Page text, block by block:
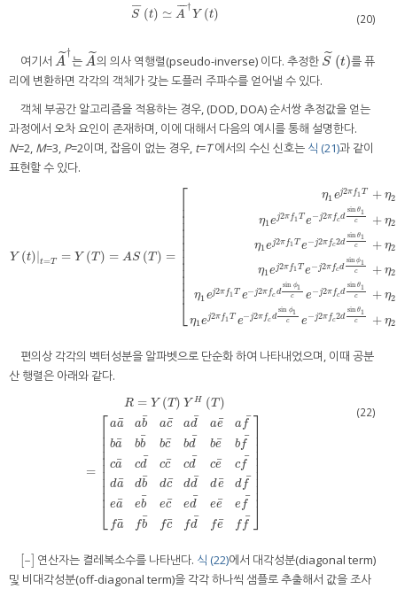
S
¯¯(t) ≃ A
¯¯
¯ †
Y (t)
S¯(t )≃ A¯†Y(t) (20)
여기서 A
˜†
A˜†는A
˜
A˜의 의사 역행렬(pseudo-inverse) 이다. 추정한 S
˜ (t)
S˜ (t) 를 퓨
리에 변환하면 각각의 객체가 갖는 도플러 주파수를 얻어낼 수 있다.
객체 부공간 알고리즘을 적용하는 경우, (DOD, DOA) 순서쌍 추정값을 얻는
과정에서 오차 요인이 존재하며, 이에 대해서 다음의 예시를 통해 설명한다.
N=2, M=3, P=2이며, 잡음이 없는 경우, t=T에서의 수신 신호는 식 (21)과 같이
표현할 수 있다.
Y (t) |t=T = Y (T) = AS (T) =
⎡
⎣
⎢⎢⎢⎢⎢⎢⎢⎢⎢⎢⎢⎢⎢⎢
η1ej2π f1 T + η2
η1ej2πf1T e− j2πfcd
sin θ1
c + η2
η1e j2πf1T e− j2πfc2d
sin θ1
c + η2
η1ej2πf1T e− j2πfcd
sin ϕ1
c + η2
η1ej2π f1 T e− j2π fcd
sin ϕ1
c e− j2πfcd
sin θ1
c + η2
η1ej2π f1T e− j2π fc d
sin ϕ1
c e− j2πfc2d
sin θ1
c + η2
Y(t)|t =T =Y (T) =AS(T)= [η 1ej2πf1T +η e c+η2
편의상 각각의 벡터성분을 알파벳으로 단순화 하여 나타내었으며, 이때 공분
산 행렬은 아래와 같다.
R = Y (T) Y H (T )
=
⎡
⎣
⎢⎢⎢⎢⎢⎢⎢⎢⎢⎢
aa
¯
ba
¯
ca
¯
da
¯
ea
¯
fa
¯
ab
¯
bb
¯
cd¯
db
¯
eb
¯
fb
¯
ac
¯
bc
¯
cc
¯
dc
¯
ec
¯
fc
¯
ad¯
bd¯
cd¯
dd¯
ed¯
fd¯
ae
¯
be
¯
ce
¯
de
¯
ee
¯
fe
¯
af¯
bf¯
cf¯
df¯
e f¯
ff¯
⎤
⎦
⎥⎥⎥⎥
⎥⎥⎥
( T)YH T)=[ a¯a ¯ac d¯a ¯af b
(22)
[¯]
¯ 연산자는 켤레복소수를 나타낸다. 식 (22)에서 대각성분(diagonal term)
및 비대각성분(off-diagonal term)을 각각 하나씩 샘플로 추출해서 값을 조사